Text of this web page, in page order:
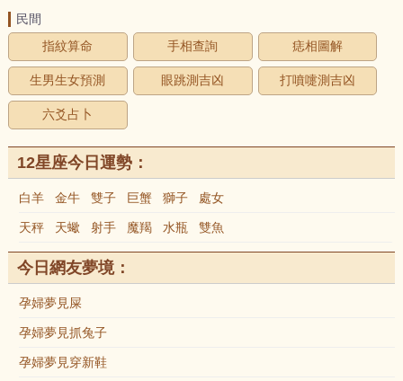
民間
指紋算命
手相查詢 痣相圖解
生男生女預測 眼跳測吉凶 打噴嚏測吉凶
六爻占卜
12星座今日運勢：
白羊 金牛 雙子 巨蟹 獅子 處女
天秤 天蠍 射手 魔羯 水瓶 雙魚
今日網友夢境：
孕婦夢見屎
孕婦夢見抓兔子
孕婦夢見穿新鞋